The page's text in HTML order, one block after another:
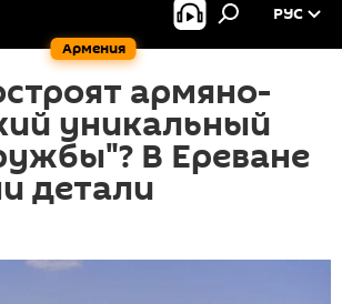
Армения
РУС
армяно-
уникальный
В Ереване
детали